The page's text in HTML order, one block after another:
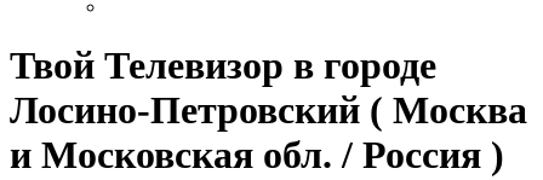
Твой Телевизор в городе
Лосино-Петровский ( Москва
и Московская обл. / Россия )